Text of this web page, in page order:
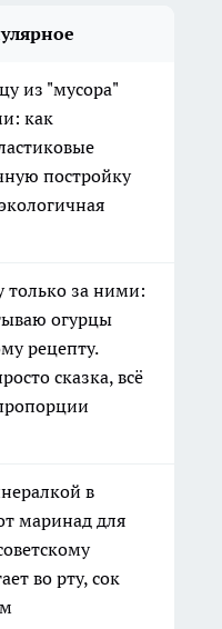
из "мусора"
как
постройку
только за ними:
огурцы
рецепту.
сказка, всё
в
маринад для
во рту, сок